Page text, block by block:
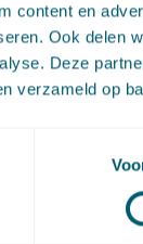
content en
Ook delen
Deze
verzameld op